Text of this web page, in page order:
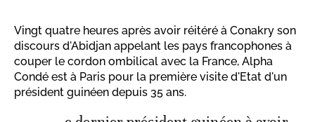
Vingt quatre heures après avoir réitéré à Conakry son
discours d'Abidjan appelant les pays francophones à
couper le cordon ombilical avec la France, Alpha
Condé est à Paris pour la première visite d'Etat d'un
président guinéen depuis 35 ans.